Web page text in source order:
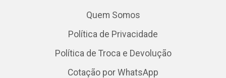
Quem Somos
Política de Privacidade
Política de Troca e Devolução
Cotação por WhatsApp